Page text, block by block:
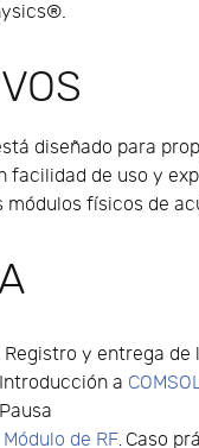
diseñado para
facilidad de uso y
módulos físicos de
Registro y entrega
a
Módulo de RF. Caso